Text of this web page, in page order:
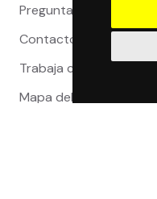
Preguntas Frecuentes
Contacto
Trabaja con nosotros
Mapa del sitio